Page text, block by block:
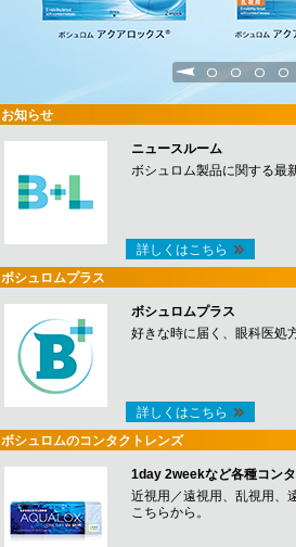
1 2 3 4
お知らせ
ニュースルーム
ボシュロム製品に関する最
詳しくはこちら
ボシュロムプラス
ボシュロムプラス
好きな時に届く、眼科医処
詳しくはこちら
ボシュロムのコンタクトレンズ
1day 2weekなど各種コン
近視用／遠視用、乱視用、
こちらから。